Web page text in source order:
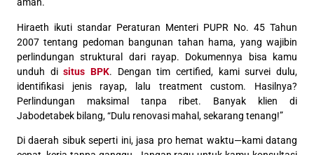
aman.
Hiraeth ikuti standar Peraturan Menteri PUPR No. 45 Tahun
2007 tentang pedoman bangunan tahan hama, yang wajibin
perlindungan struktural dari rayap. Dokumennya bisa kamu
unduh disitus BPK. Dengan tim certified, kami survei dulu,
identifikasi jenis rayap, lalu treatment custom. Hasilnya?
Perlindungan maksimal tanpa ribet. Banyak klien di
Jabodetabek bilang, “Dulu renovasi mahal, sekarang tenang!”
Di daerah sibuk seperti ini, jasa pro hemat waktu—kami datang